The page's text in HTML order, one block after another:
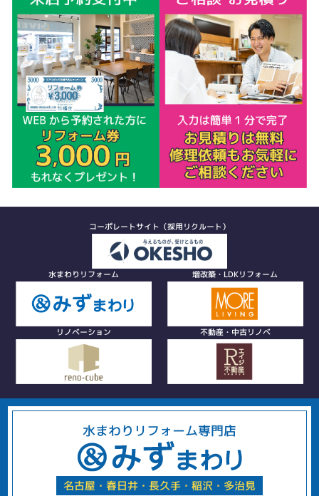
コーポレートサイト（採用リクルート）
水まわりリフォーム 増改築・LDKリフォーム
リノベーション 不動産・中古リノベ
水まわりリフォーム専門店
名古屋・春日井・長久手・稲沢・多治見